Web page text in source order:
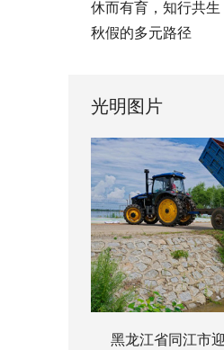
休而有育，知行共
秋假的多元路径
光明图片
黑龙江省同江市